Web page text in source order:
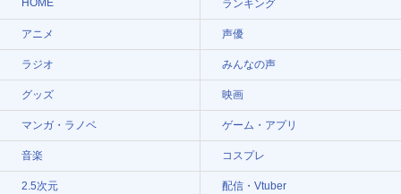
HOME ランキング
アニメ 声優
ラジオ みんなの声
グッズ 映画
マンガ・ラノベ ゲーム・アプリ
音楽 コスプレ
2.5次元 配信・Vtuber